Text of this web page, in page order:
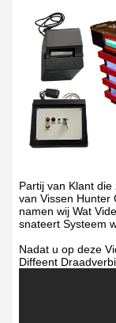
Partij van Klant
van Vissen Hunter
namen wij Wat
snateert Systeem
Nadat u op deze
Diffeent